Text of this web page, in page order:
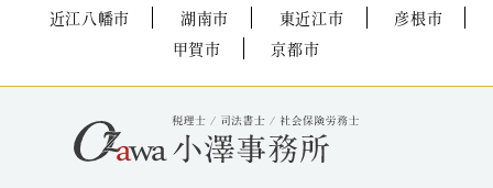
近江八幡市
湖南市 東近江市
彦根市
甲賀市
京都市